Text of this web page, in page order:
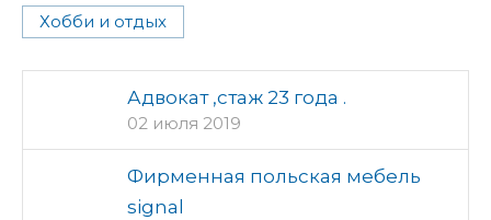
Хобби и отдых
Адвокат ,стаж 23 года .
02 июля 2019
Фирменная польская мебель
signal